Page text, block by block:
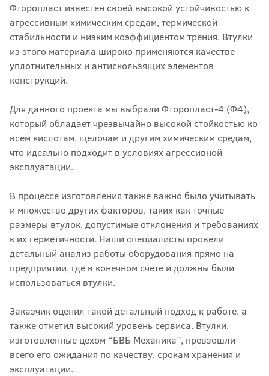
Фторопласт известен своей высокой устойчивостью к
агрессивным химическим средам, термической
стабильности и низким коэффициентом трения. Втулки
из этого материала широко применяются качестве
уплотнительных и антискользящих элементов
конструкций.
Для данного проекта мы выбрали Фторопласт-4 (Ф4),
который обладает чрезвычайно высокой стойкостью ко
всем кислотам, щелочам и другим химическим средам,
что идеально подходит в условиях агрессивной
эксплуатации.
В процессе изготовления также важно было учитывать
и множество других факторов, таких как точные
размеры втулок, допустимые отклонения и требованиях
к их герметичности. Наши специалисты провели
детальный анализ работы оборудования прямо на
предприятии, где в конечном счете и должны были
использоваться втулки.
Заказчик оценил такой детальный подход к работе, а
также отметил высокий уровень сервиса. Втулки,
изготовленные цехом “БВБ Механика”, превзошли
всего его ожидания по качеству, срокам хранения и
эксплуатации.